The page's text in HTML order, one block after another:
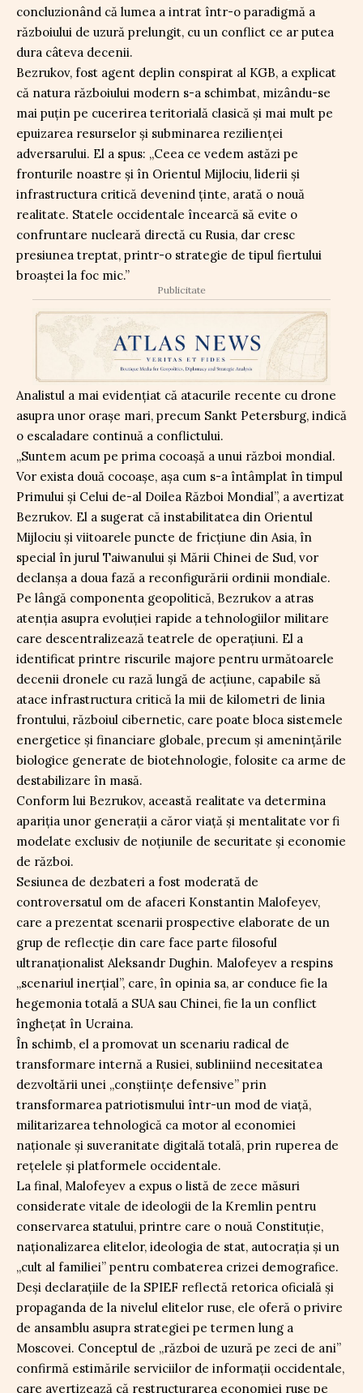
concluzionând că lumea a intrat într-o paradigmă a
războiului de uzură prelungit, cu un conflict ce ar putea
dura câteva decenii.
Bezrukov, fost agent deplin conspirat al KGB, a explicat
că natura războiului modern s-a schimbat, mizându-se
mai puțin pe cucerirea teritorială clasică și mai mult pe
epuizarea resurselor și subminarea rezilienței
adversarului. El a spus: „Ceea ce vedem astăzi pe
fronturile noastre și în Orientul Mijlociu, liderii și
infrastructura critică devenind ținte, arată o nouă
realitate. Statele occidentale încearcă să evite o
confruntare nucleară directă cu Rusia, dar cresc
presiunea treptat, printr-o strategie de tipul fiertului
broaștei la foc mic.”
Publicitate
Analistul a mai evidențiat că atacurile recente cu drone
asupra unor orașe mari, precum Sankt Petersburg, indică
o escaladare continuă a conflictului.
„Suntem acum pe prima cocoașă a unui război mondial.
Vor exista două cocoașe, așa cum s-a întâmplat în timpul
Primului și Celui de-al Doilea Război Mondial”, a avertizat
Bezrukov. El a sugerat că instabilitatea din Orientul
Mijlociu și viitoarele puncte de fricțiune din Asia, în
special în jurul Taiwanului și Mării Chinei de Sud, vor
declanșa a doua fază a reconfigurării ordinii mondiale.
Pe lângă componenta geopolitică, Bezrukov a atras
atenția asupra evoluției rapide a tehnologiilor militare
care descentralizează teatrele de operațiuni. El a
identificat printre riscurile majore pentru următoarele
decenii dronele cu rază lungă de acțiune, capabile să
atace infrastructura critică la mii de kilometri de linia
frontului, războiul cibernetic, care poate bloca sistemele
energetice și financiare globale, precum și amenințările
biologice generate de biotehnologie, folosite ca arme de
destabilizare în masă.
Conform lui Bezrukov, această realitate va determina
apariția unor generații a căror viață și mentalitate vor fi
modelate exclusiv de noțiunile de securitate și economie
de război.
Sesiunea de dezbateri a fost moderată de
controversatul om de afaceri Konstantin Malofeyev,
care a prezentat scenarii prospective elaborate de un
grup de reflecție din care face parte filosoful
ultranaționalist Aleksandr Dughin. Malofeyev a respins
„scenariul inerțial”, care, în opinia sa, ar conduce fie la
hegemonia totală a SUA sau Chinei, fie la un conflict
înghețat în Ucraina.
În schimb, el a promovat un scenariu radical de
transformare internă a Rusiei, subliniind necesitatea
dezvoltării unei „conștiințe defensive” prin
transformarea patriotismului într-un mod de viață,
militarizarea tehnologică ca motor al economiei
naționale și suveranitate digitală totală, prin ruperea de
rețelele și platformele occidentale.
La final, Malofeyev a expus o listă de zece măsuri
considerate vitale de ideologii de la Kremlin pentru
conservarea statului, printre care o nouă Constituție,
naționalizarea elitelor, ideologia de stat, autocrația și un
„cult al familiei” pentru combaterea crizei demografice.
Deși declarațiile de la SPIEF reflectă retorica oficială și
propaganda de la nivelul elitelor ruse, ele oferă o privire
de ansamblu asupra strategiei pe termen lung a
Moscovei. Conceptul de „război de uzură pe zeci de ani”
confirmă estimările serviciilor de informații occidentale,
care avertizează că restructurarea economiei ruse pe